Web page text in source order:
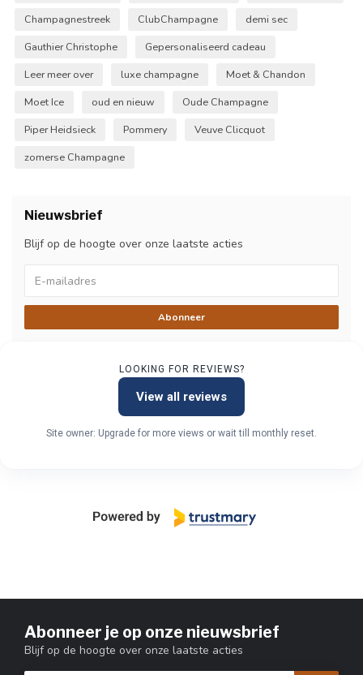
Champagnestreek
ClubChampagne
demi sec
Gauthier Christophe
Gepersonaliseerd cadeau
Leer meer over
luxe champagne
Moet & Chandon
Moet Ice
oud en nieuw
Oude Champagne
Piper Heidsieck
Pommery
Veuve Clicquot
zomerse Champagne
Nieuwsbrief
Blijf op de hoogte over onze laatste acties
Abonneer
LOOKING FOR REVIEWS?
View all reviews
Site owner: Upgrade for more views or wait till monthly reset.
Abonneer je op onze nieuwsbrief
Blijf op de hoogte over onze laatste acties